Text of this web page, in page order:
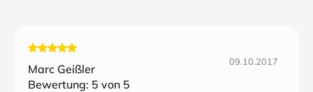
Marc Geißler
09.10.2017
Bewertung: 5 von 5